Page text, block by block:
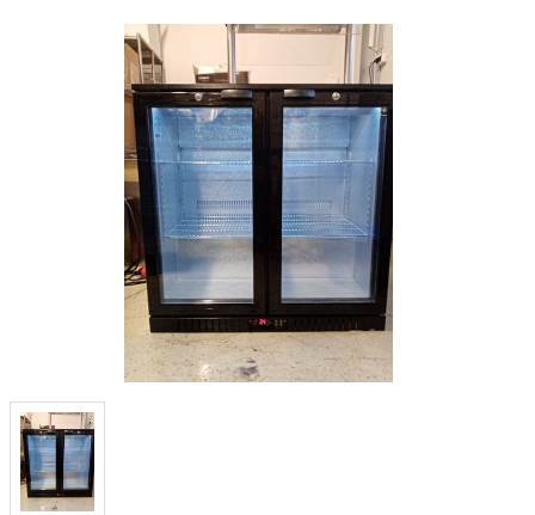
Yritys
Koneiden ja astioiden vuokraus
Käytetyt laitteet
Tuoteluettelot
Yhteystiedot